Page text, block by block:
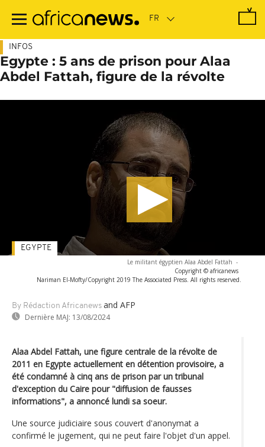
contenu
INFOS
Egypte : 5 ans de prison pour Alaa
Abdel Fattah, figure de la révolte
Le militant égyptien Alaa Abdel Fattah -
Copyright © africanews
Nariman El-Mofty/Copyright 2019 The Associated Press. All rights reserved.
By Rédaction Africanews and AFP
Dernière MAJ: 13/08/2024
EGYPTE
Alaa Abdel Fattah, une figure centrale de la révolte de
2011 en Egypte actuellement en détention provisoire, a
été condamné à cinq ans de prison par un tribunal
d'exception du Caire pour "diffusion de fausses
informations", a annoncé lundi sa soeur.
Une source judiciaire sous couvert d'anonymat a
confirmé le jugement, qui ne peut faire l'objet d'un appel.